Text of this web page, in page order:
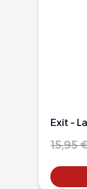
Exit –
15,95